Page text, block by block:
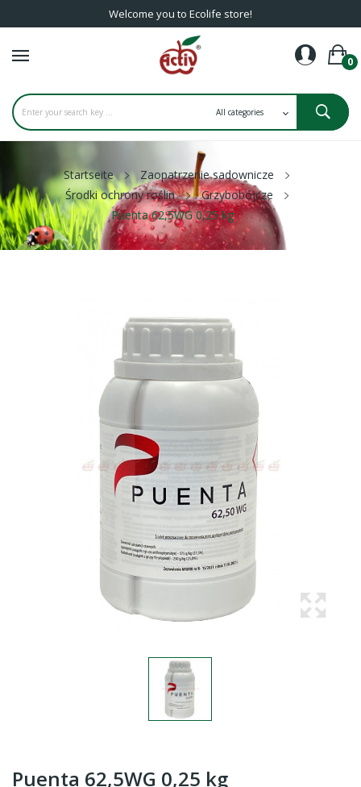
Welcome you to Ecolife store!
0
Startseite
Zaopatrzenie sadownicze
Środki ochrony roślin
Grzybobójcze
Puenta 62,5WG 0,25 kg
Puenta 62,5WG 0,25 kg